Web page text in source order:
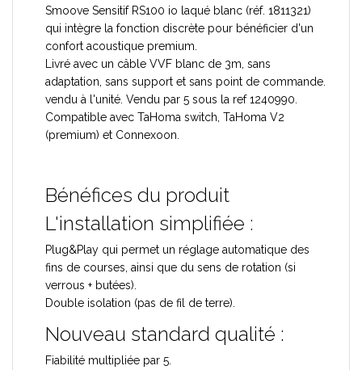
Smoove Sensitif RS100 io laqué blanc (réf. 1811321)
qui intègre la fonction discrète pour bénéficier d'un
confort acoustique premium.
Livré avec un câble VVF blanc de 3m, sans
adaptation, sans support et sans point de commande.
vendu à l'unité. Vendu par 5 sous la ref 1240990.
Compatible avec TaHoma switch, TaHoma V2
(premium) et Connexoon.
Bénéfices du produit
L'installation simplifiée :
Plug&Play qui permet un réglage automatique des
fins de courses, ainsi que du sens de rotation (si
verrous + butées).
Double isolation (pas de fil de terre).
Nouveau standard qualité :
Fiabilité multipliée par 5.